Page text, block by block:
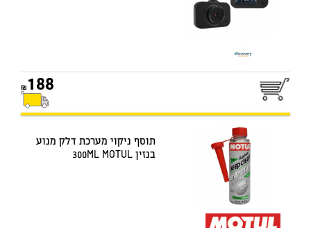
188
תוסף ניקוי מערכת דלק מנוע
בנזין 300ML MOTUL